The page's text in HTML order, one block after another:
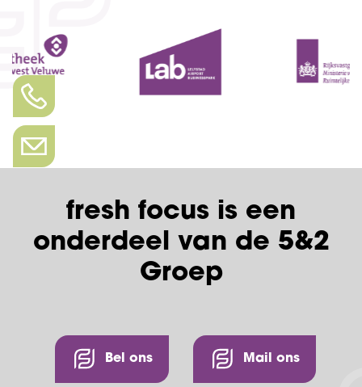
fresh focus is een
onderdeel van de 5&2
Groep
Bel ons Mail ons